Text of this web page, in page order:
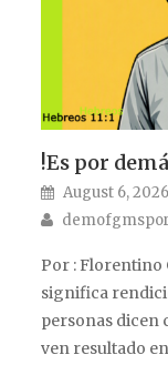
!Es por
Posted on
August 6, 2026
Author
Por : Florentino
significa
personas dicen
ven resultado